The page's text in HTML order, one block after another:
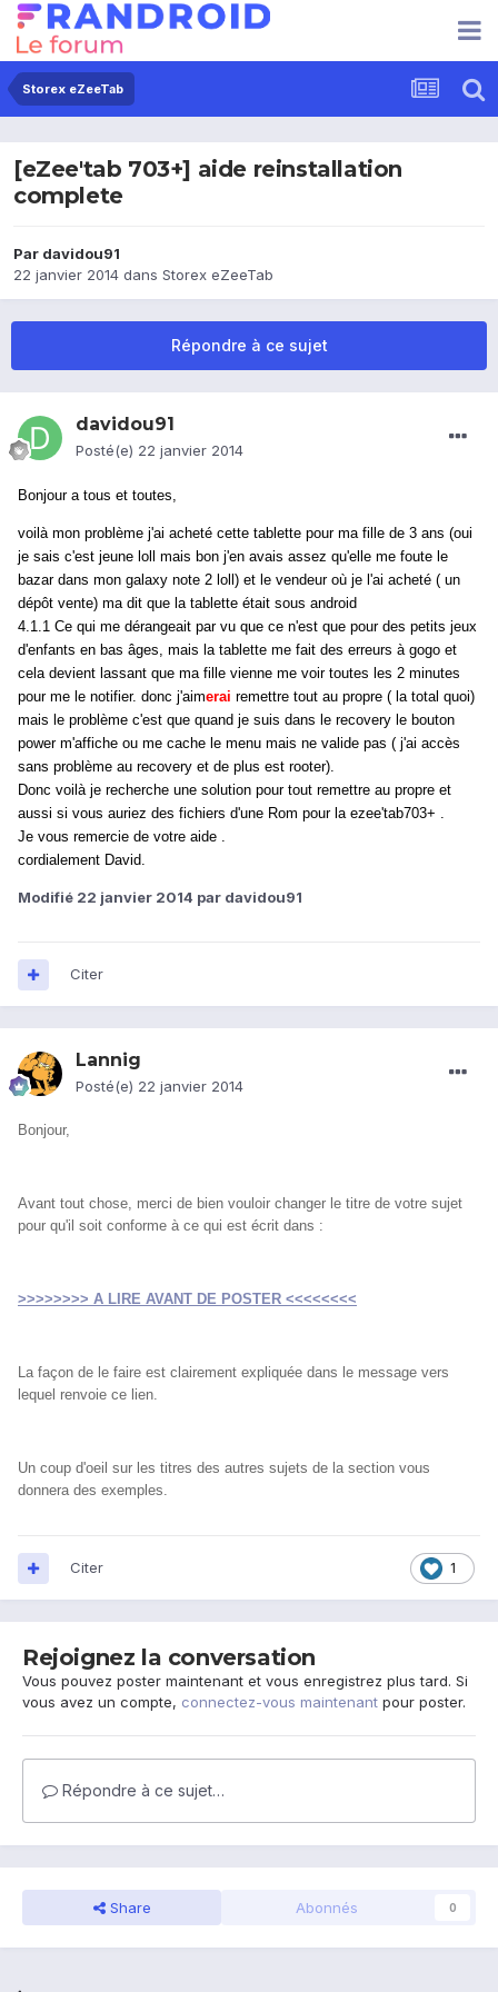
Storex eZeeTab
[eZee'tab 703+] aide reinstallation
complete
Par davidou91
22 janvier 2014 dans Storex eZeeTab
Répondre à ce sujet
davidou91
Posté(e) 22 janvier 2014
Bonjour a tous et toutes,
voilà mon problème j'ai acheté cette tablette pour ma fille de 3 ans (oui
je sais c'est jeune loll mais bon j'en avais assez qu'elle me foute le
bazar dans mon galaxy note 2 loll) et le vendeur où je l'ai acheté ( un
dépôt vente) ma dit que la tablette était sous android
4.1.1 Ce qui me dérangeait par vu que ce n'est que pour des petits jeux
d'enfants en bas âges, mais la tablette me fait des erreurs à gogo et
cela devient lassant que ma fille vienne me voir toutes les 2 minutes
pour me le notifier. donc j'aimerai remettre tout au propre ( la total quoi)
mais le problème c'est que quand je suis dans le recovery le bouton
power m'affiche ou me cache le menu mais ne valide pas ( j'ai accès
sans problème au recovery et de plus est rooter).
Donc voilà je recherche une solution pour tout remettre au propre et
aussi si vous auriez des fichiers d'une Rom pour la ezee'tab703+ .
Je vous remercie de votre aide .
cordialement David.
Modifié 22 janvier 2014 par davidou91
Citer
Lannig
Posté(e) 22 janvier 2014
Bonjour,
Avant tout chose, merci de bien vouloir changer le titre de votre sujet
pour qu'il soit conforme à ce qui est écrit dans :
>>>>>>>> A LIRE AVANT DE POSTER <<<<<<<<
La façon de le faire est clairement expliquée dans le message vers
lequel renvoie ce lien.
Un coup d'oeil sur les titres des autres sujets de la section vous
donnera des exemples.
1
Citer
Rejoignez la conversation
Vous pouvez poster maintenant et vous enregistrez plus tard. Si
vous avez un compte, connectez-vous maintenant pour poster.
Répondre à ce sujet…
Share Abonnés 0